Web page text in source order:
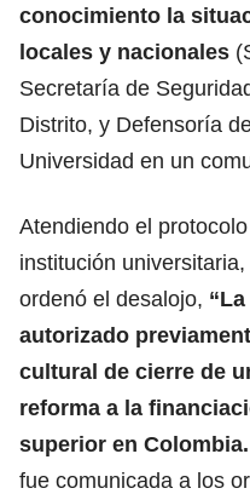
conocimiento la
locales y nacionales
Secretaría de
Distrito, y Defensoría
Universidad en un
Atendiendo el
institución
ordenó el desalojo,
autorizado
cultural de cierre de
reforma a la
superior en Colombia.
fue comunicada a los